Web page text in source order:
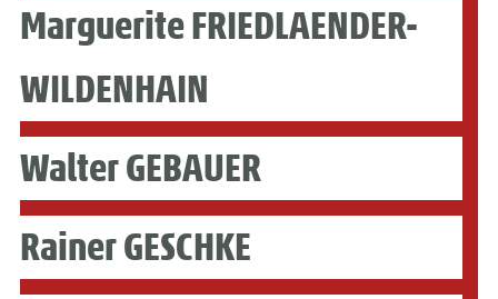
Marguerite FRIEDLAENDER-
WILDENHAIN
Walter GEBAUER
Rainer GESCHKE